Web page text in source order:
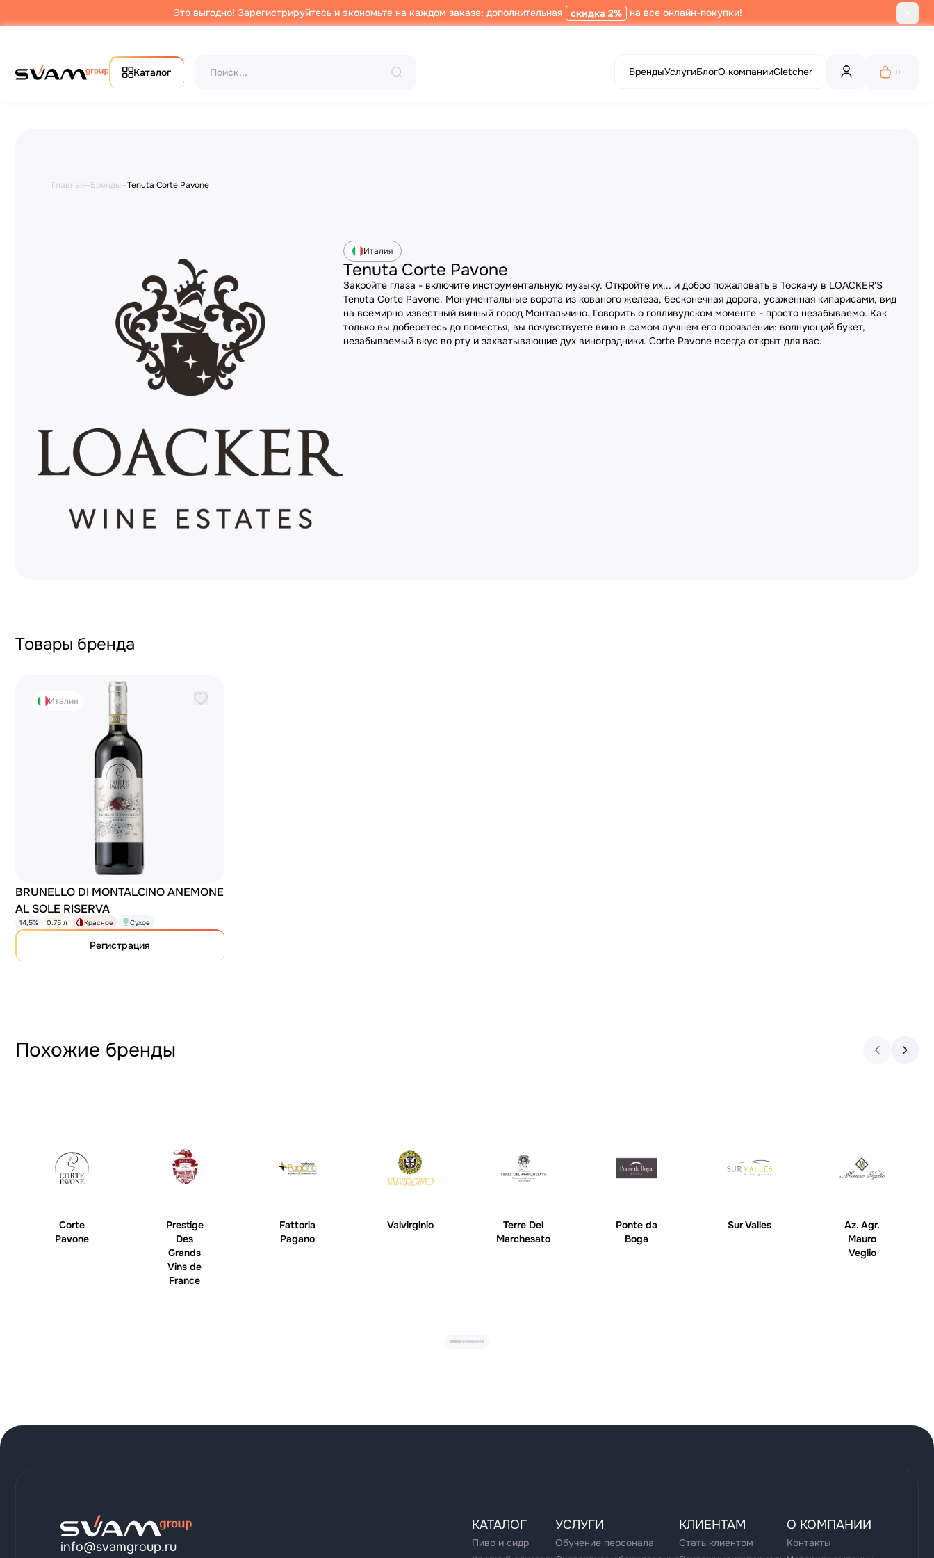
Это выгодно! Зарегистрируйтесь и экономьте на каждом заказе: дополнительная скидка 2% на все онлайн-покупки!
Каталог БрендыУслугиБлогО компанииGletcher 0
Главная—Бренды—Tenuta Corte Pavone
Италия
Tenuta Corte Pavone
Закройте глаза - включите инструментальную музыку. Откройте их... и добро пожаловать в Тоскану в LOACKER'S
Tenuta Corte Pavone. Монументальные ворота из кованого железа, бесконечная дорога, усаженная кипарисами, вид
на всемирно известный винный город Монтальчино. Говорить о голливудском моменте - просто незабываемо. Как
только вы доберетесь до поместья, вы почувствуете вино в самом лучшем его проявлении: волнующий букет,
незабываемый вкус во рту и захватывающие дух виноградники. Corte Pavone всегда открыт для вас.
Товары бренда
Италия
BRUNELLO DI MONTALCINO ANEMONE
AL SOLE RISERVA
14,5% 0.75 л Красное Сухое
Регистрация
Похожие бренды
Corte
Pavone
Prestige
Des
Grands
Vins de
France
Fattoria
Pagano
Valvirginio
Terre Del
Marchesato
Ponte da
Boga
Sur Valles
Az. Agr.
Mauro
Veglio
info@svamgroup.ru
КАТАЛОГ
Пиво и сидр
УСЛУГИ
Обучение персонала
КЛИЕНТАМ
Стать клиентом
О КОМПАНИИ
Контакты